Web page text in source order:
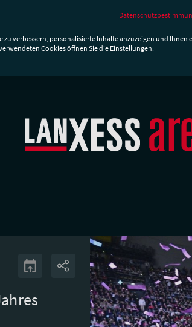
& Parken Besucherinfos
verbessern, personalisierte Inhalte anzuzeigen und Ihnen
Cookies öffnen Sie die Einstellungen.